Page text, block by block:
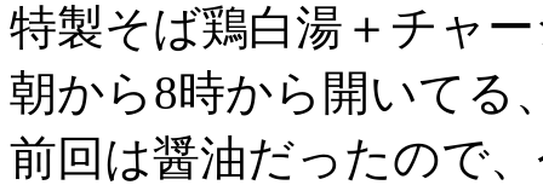
特製そば鶏白湯＋チャ
朝から8時から開いてる
前回は醤油だったので